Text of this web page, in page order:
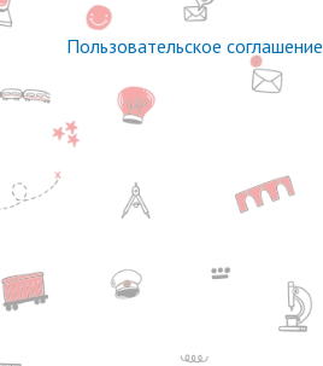
Пользовательское соглашение